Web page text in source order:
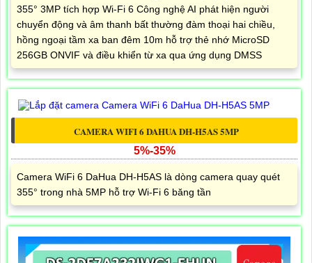
355° 3MP tích hợp Wi-Fi 6 Công nghệ AI phát hiện người
chuyển động và âm thanh bất thường đàm thoại hai chiều,
hồng ngoại tầm xa ban đêm 10m hỗ trợ thẻ nhớ MicroSD
256GB ONVIF và điều khiển từ xa qua ứng dụng DMSS
CAMERA WIFI 6 DAHUA DH-H5AS 5MP
5%-35%
Camera WiFi 6 DaHua DH-H5AS là dòng camera quay quét
355° trong nhà 5MP hỗ trợ Wi-Fi 6 băng tần